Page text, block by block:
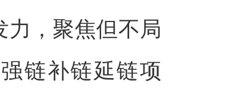
力，聚焦但不局
链补链延链项